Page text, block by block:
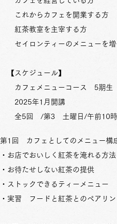
これからカフェを開業する方
​ 紅茶教室を主宰する方
セイロンティーのメニューを増
【スケジュール】
カフェメニューコース 5期生
2025年1月開講
全5回 /第3 土曜日/午前1 0
第1回 カフェとしてのメニ
・お店でおいしく紅茶を淹れる方法
・お待たせしない紅茶の提供
・ストックできるティーメニュー
・実習 フードと紅茶とのペアリン